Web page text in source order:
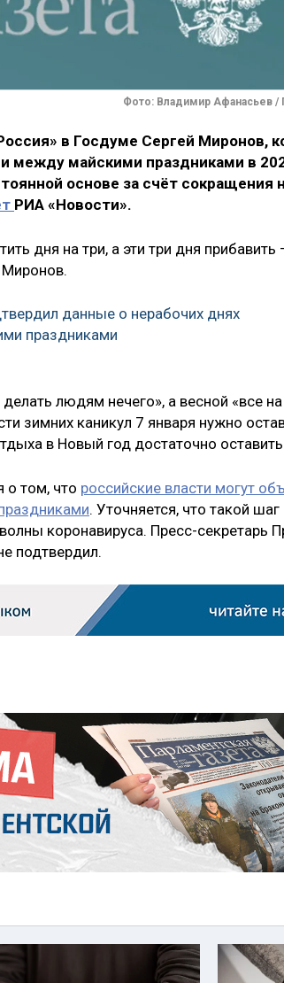
Фото: Владимир Афанасьев /
в Госдуме Сергей Миронов,
между майскими праздниками в
основе за счёт сокращения
РИА «Новости».
дня на три, а эти три дня
данные о нерабочих днях
праздниками
людям нечего», а весной «все
зимних каникул 7 января нужно
в Новый год достаточно
о том, что российские власти могут
. Уточняется, что такой
коронавируса. Пресс-секретарь
подтвердил.